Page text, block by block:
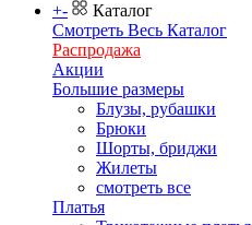
+-
Каталог
Смотреть Весь Каталог
Распродажа
Акции
Большие размеры
Блузы, рубашки
Брюки
Шорты, бриджи
Жилеты
смотреть все
Платья